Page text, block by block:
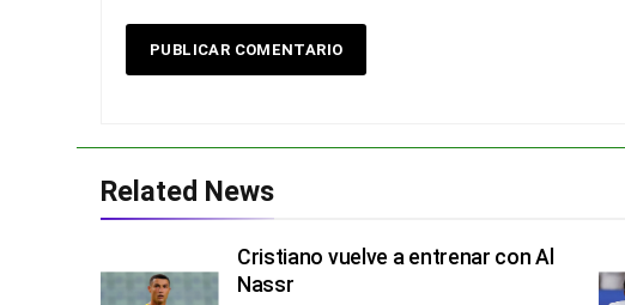
Related News
Cristiano vuelve a entrenar con Al
Nassr